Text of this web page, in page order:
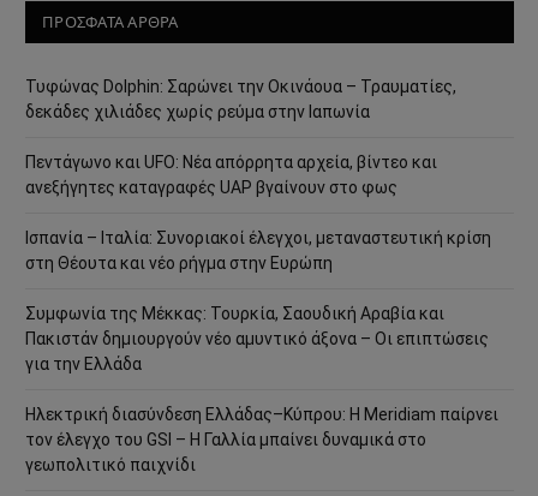
ΠΡΟΣΦΑΤΑ ΑΡΘΡΑ
Τυφώνας Dolphin: Σαρώνει την Οκινάουα – Τραυματίες,
δεκάδες χιλιάδες χωρίς ρεύμα στην Ιαπωνία
Πεντάγωνο και UFO: Νέα απόρρητα αρχεία, βίντεο και
ανεξήγητες καταγραφές UAP βγαίνουν στο φως
Ισπανία – Ιταλία: Συνοριακοί έλεγχοι, μεταναστευτική κρίση
στη Θέουτα και νέο ρήγμα στην Ευρώπη
Συμφωνία της Μέκκας: Τουρκία, Σαουδική Αραβία και
Πακιστάν δημιουργούν νέο αμυντικό άξονα – Οι επιπτώσεις
για την Ελλάδα
Ηλεκτρική διασύνδεση Ελλάδας–Κύπρου: Η Meridiam παίρνει
τον έλεγχο του GSI – Η Γαλλία μπαίνει δυναμικά στο
γεωπολιτικό παιχνίδι